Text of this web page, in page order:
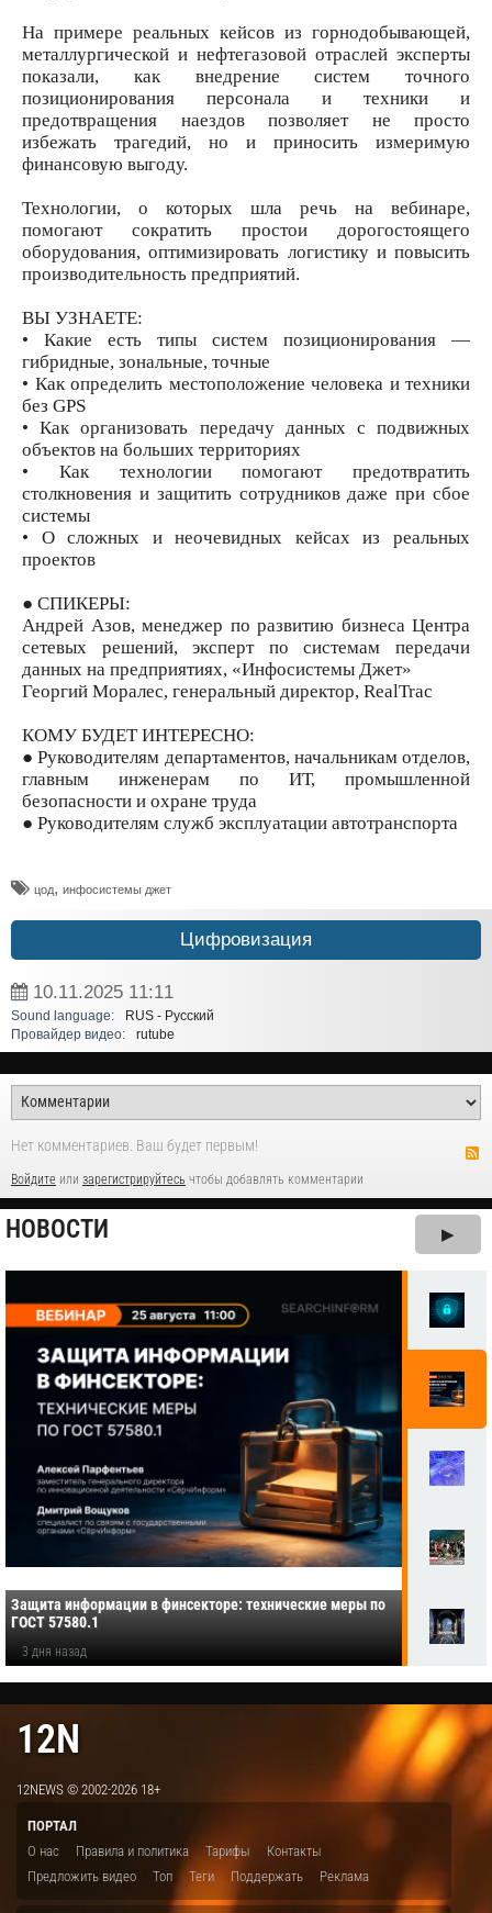
На примере реальных кейсов из горнодобывающей,
металлургической и нефтегазовой отраслей эксперты
показали, как внедрение систем точного
позиционирования персонала и техники и
предотвращения наездов позволяет не просто
избежать трагедий, но и приносить измеримую
финансовую выгоду.
Технологии, о которых шла речь на вебинаре,
помогают сократить простои дорогостоящего
оборудования, оптимизировать логистику и повысить
производительность предприятий.
ВЫ УЗНАЕТЕ:
• Какие есть типы систем позиционирования —
гибридные, зональные, точные
• Как определить местоположение человека и техники
без GPS
• Как организовать передачу данных с подвижных
объектов на больших территориях
• Как технологии помогают предотвратить
столкновения и защитить сотрудников даже при сбое
системы
• О сложных и неочевидных кейсах из реальных
проектов
● СПИКЕРЫ:
Андрей Азов, менеджер по развитию бизнеса Центра
сетевых решений, эксперт по системам передачи
данных на предприятиях, «Инфосистемы Джет»
Георгий Моралес, генеральный директор, RealTrac
КОМУ БУДЕТ ИНТЕРЕСНО:
● Руководителям департаментов, начальникам отделов,
главным инженерам по ИТ, промышленной
безопасности и охране труда
● Руководителям служб эксплуатации автотранспорта
цод, инфосистемы джет
Цифровизация
10.11.2025 11:11
Sound language:
RUS - Русский
Провайдер видео:
rutube
Нет комментариев. Ваш будет первым!
Войдите или зарегистрируйтесь чтобы добавлять комментарии
НОВОСТИ ▶
Защита информации в финсекторе: технические меры по
ГОСТ 57580.1
3 дня назад
12N
12NEWS © 2002-2026 18+
ПОРТАЛ
О нас
Правила и политика Тарифы
Контакты
Предложить видео
Топ Теги Поддержать Реклама